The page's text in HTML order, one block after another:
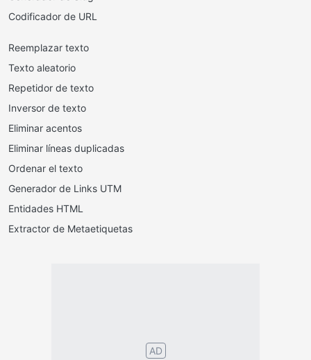
Codificador de URL
Reemplazar texto
Texto aleatorio
Repetidor de texto
Inversor de texto
Eliminar acentos
Eliminar líneas duplicadas
Ordenar el texto
Generador de Links UTM
Entidades HTML
Extractor de Metaetiquetas
AD